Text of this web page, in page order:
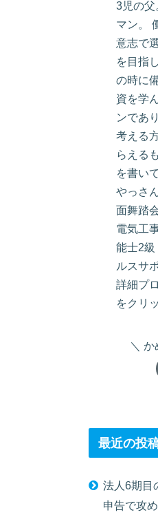
3児の
マン。
意志で
を目指
の時に
資を学
ンであ
考える
らえる
を書い
やっさ
面舞踏
電気工
能士2
ルスサ
詳細プ
をクリ
か
最近の投
法人6期目
申告で攻